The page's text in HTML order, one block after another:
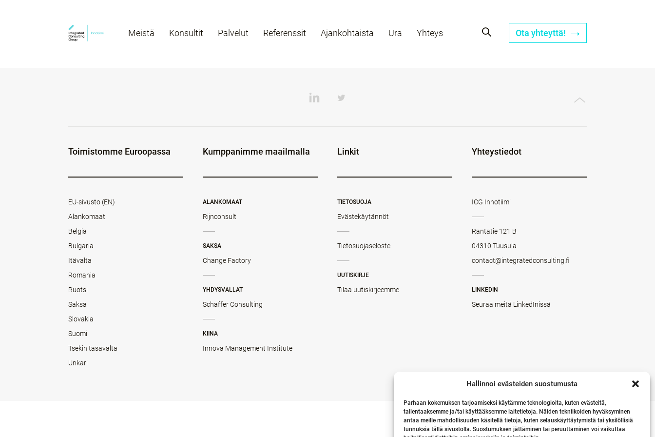
Hallinnoi evästeiden suostumusta
Parhaan kokemuksen tarjoamiseksi käytämme teknologioita, kuten evästeitä,
tallentaaksemme ja/tai käyttääksemme laitetietoja. Näiden tekniikoiden hyväksyminen
antaa meille mahdollisuuden käsitellä tietoja, kuten selauskäyttäytymistä tai yksilöllisiä
tunnuksia tällä sivustolla. Suostumuksen jättäminen tai peruuttaminen voi vaikuttaa
Meistä Konsultit Palvelut Referenssit Ajankohtaista Ura Yhteys Ota yhteyttä!
Toimistomme Euroopassa
EU-sivusto (EN)
Alankomaat
Belgia
Bulgaria
Itävalta
Romania
Ruotsi
Saksa
Slovakia
Suomi
Tsekin tasavalta
Unkari
Kumppanimme maailmalla
ALANKOMAAT
Rijnconsult
SAKSA
Change Factory
YHDYSVALLAT
Schaffer Consulting
KIINA
Innova Management Institute
Linkit
TIETOSUOJA
Evästekäytännöt
Tietosuojaseloste
UUTISKIRJE
Tilaa uutiskirjeemme
Yhteystiedot
ICG Innotiimi
Rantatie 121 B
04310 Tuusula
contact@integratedconsulting.fi
LINKEDIN
Seuraa meitä LinkedInissä